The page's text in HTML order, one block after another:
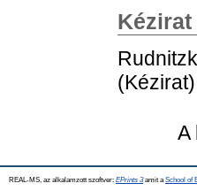
Kézirat
(Kézirat)
A
REAL-MS, az alkalamzott szoftver: EPrints 3amit a School of